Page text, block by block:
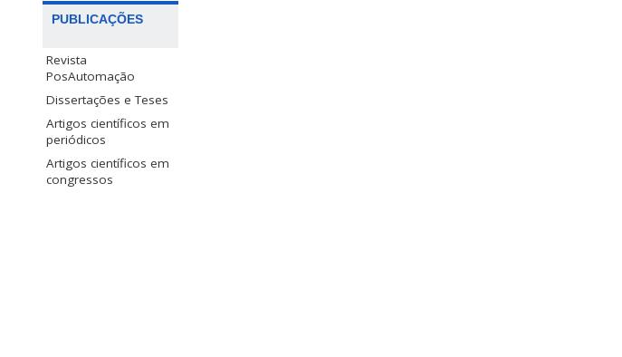
PUBLICAÇÕES
Revista
PosAutomação
Dissertações e Teses
Artigos científicos em
periódicos
Artigos científicos em
congressos